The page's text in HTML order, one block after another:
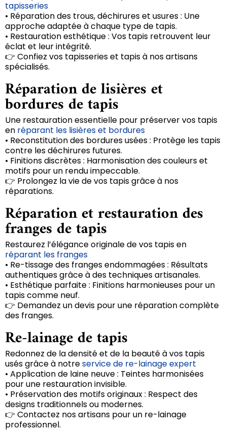
tapisseries
• Réparation des trous, déchirures et usures : Une
approche adaptée à chaque type de tapis.
• Restauration esthétique : Vos tapis retrouvent leur
éclat et leur intégrité.
👉 Confiez vos tapisseries et tapis à nos artisans
spécialisés.
Réparation de lisières et
bordures de tapis
Une restauration essentielle pour préserver vos tapis
en réparant les lisières et bordures
• Reconstitution des bordures usées : Protège les tapis
contre les déchirures futures.
• Finitions discrètes : Harmonisation des couleurs et
motifs pour un rendu impeccable.
👉 Prolongez la vie de vos tapis grâce à nos
réparations.
Réparation et restauration des
franges de tapis
Restaurez l’élégance originale de vos tapis en
réparant les franges
• Re-tissage des franges endommagées : Résultats
authentiques grâce à des techniques artisanales.
• Esthétique parfaite : Finitions harmonieuses pour un
tapis comme neuf.
👉 Demandez un devis pour une réparation complète
des franges.
Re-lainage de tapis
Redonnez de la densité et de la beauté à vos tapis
usés grâce à notreservice de re-lainage expert
• Application de laine neuve : Teintes harmonisées
pour une restauration invisible.
• Préservation des motifs originaux : Respect des
designs traditionnels ou modernes.
👉 Contactez nos artisans pour un re-lainage
professionnel.